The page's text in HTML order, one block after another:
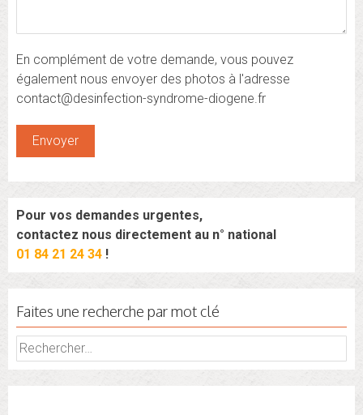
En complément de votre demande, vous pouvez
également nous envoyer des photos à l'adresse
contact@desinfection-syndrome-diogene.fr
Pour vos demandes urgentes,
contactez nous directement au n° national
01 84 21 24 34 !
Faites une recherche par mot clé
Rechercher :